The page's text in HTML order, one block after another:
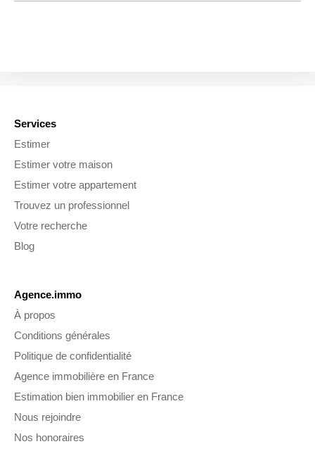
Services
Estimer
Estimer votre maison
Estimer votre appartement
Trouvez un professionnel
Votre recherche
Blog
Agence.immo
À propos
Conditions générales
Politique de confidentialité
Agence immobilière en France
Estimation bien immobilier en France
Nous rejoindre
Nos honoraires